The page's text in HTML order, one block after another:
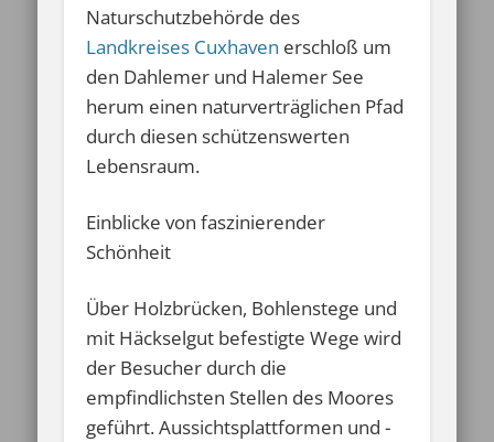
Naturschutzbehörde des
Landkreises Cuxhaven erschloß um
den Dahlemer und Halemer See
herum einen naturverträglichen Pfad
durch diesen schützenswerten
Lebensraum.
Einblicke von faszinierender
Schönheit
Über Holzbrücken, Bohlenstege und
mit Häckselgut befestigte Wege wird
der Besucher durch die
empfindlichsten Stellen des Moores
geführt. Aussichtsplattformen und -